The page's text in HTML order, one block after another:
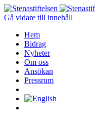
Gå vidare till innehåll
Hem
Bidrag
Nyheter
Om oss
Ansökan
Pressrum